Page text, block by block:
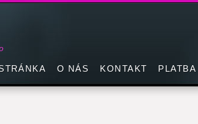
O NÁS KONTAKT